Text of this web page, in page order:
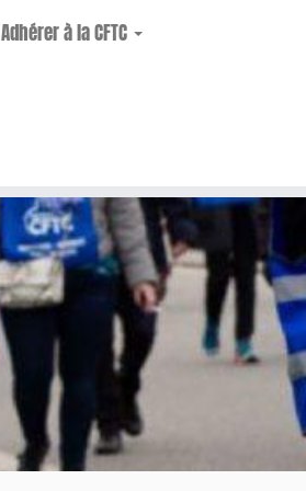
Adhérer à la CFTC